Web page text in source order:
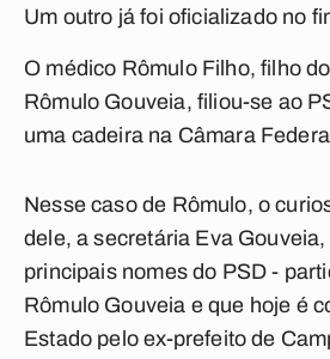
Um outro já foi oficializado no
O médico Rômulo Filho, filho
Rômulo Gouveia, filiou-se ao
uma cadeira na Câmara
Nesse caso de Rômulo, o
dele, a secretária Eva Gouveia,
principais nomes do PSD -
Rômulo Gouveia e que hoje é
Estado pelo ex-prefeito de